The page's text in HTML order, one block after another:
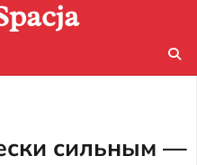
сильным —